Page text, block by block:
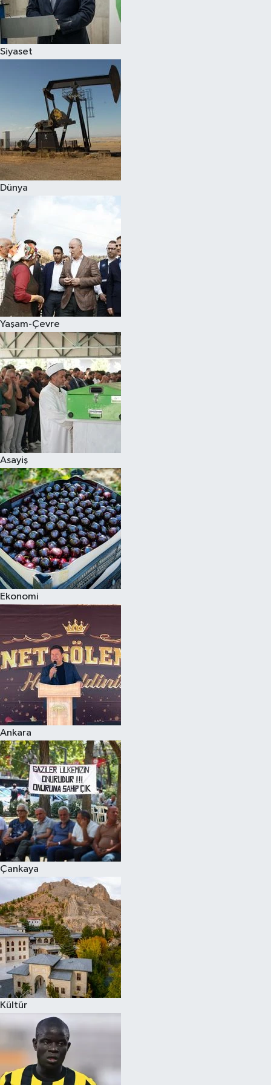
Siyaset
Dünya
Yaşam-Çevre
Asayiş
Ekonomi
Ankara
Çankaya
Kültür
Spor
Çocuk
Eğitim
Hava Durumu
Kadın
Kültür Sanat
Sağlık
Siyaset
Teknoloji
Televizyon
Yaşam-Çevre